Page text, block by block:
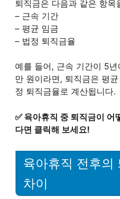
퇴직금은 다음과 같은 항목
– 근속 기간
– 평균 임금
– 법정 퇴직금율
예를 들어, 근속 기간이 5
만 원이라면, 퇴직금은 평
정 퇴직금율로 계산됩니다.
✅ 육아휴직 중 퇴직금이 어
다면 클릭해 보세요!
육아휴직 전후의
차이